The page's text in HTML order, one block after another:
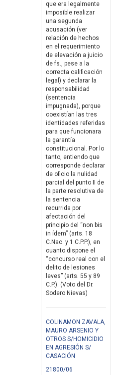
que era legalmente
imposible realizar
una segunda
acusación (ver
relación de hechos
en el requerimiento
de elevación a juicio
de fs., pese a la
correcta calificación
legal) y declarar la
responsabilidad
(sentencia
impugnada), porque
coexistían las tres
identidades referidas
para que funcionara
la garantía
constitucional. Por lo
tanto, entiendo que
corresponde declarar
de oficio la nulidad
parcial del punto II de
la parte resolutiva de
la sentencia
recurrida por
afectación del
principio del “non bis
in ídem” (arts. 18
C.Nac. y 1 C.P.P.), en
cuanto dispone el
“concurso real con el
delito de lesiones
leves” (arts. 55 y 89
C.P.). (Voto del Dr.
Sodero Nievas)
COLINAMON ZAVALA,
MAURO ARSENIO Y
OTROS S/HOMICIDIO
EN AGRESIÓN S/
CASACIÓN
21800/06